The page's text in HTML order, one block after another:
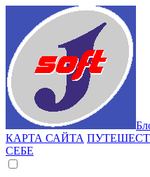
КАРТА САЙТА
СЕБЕ